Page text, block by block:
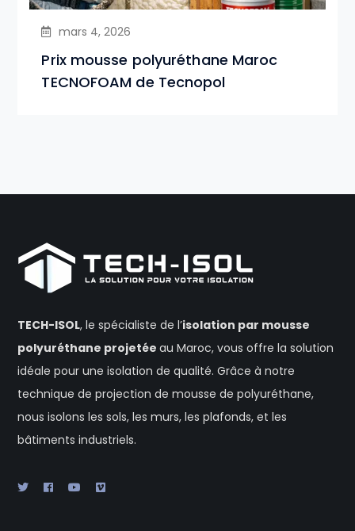
mars 4, 2026
Prix mousse polyuréthane Maroc
TECNOFOAM de Tecnopol
TECH-ISOL, le spécialiste de l’isolation par mousse
polyuréthane projetéeau Maroc, vous offre la solution
idéale pour une isolation de qualité. Grâce à notre
technique de projection de mousse de polyuréthane,
nous isolons les sols, les murs, les plafonds, et les
bâtiments industriels.